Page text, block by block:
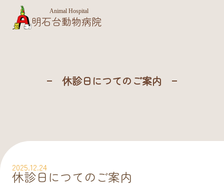
Animal Hospital
明石台動物病院
休診日につてのご案内
2025.12.24
休診日につてのご案内